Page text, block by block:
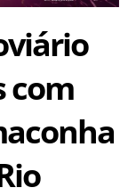
com